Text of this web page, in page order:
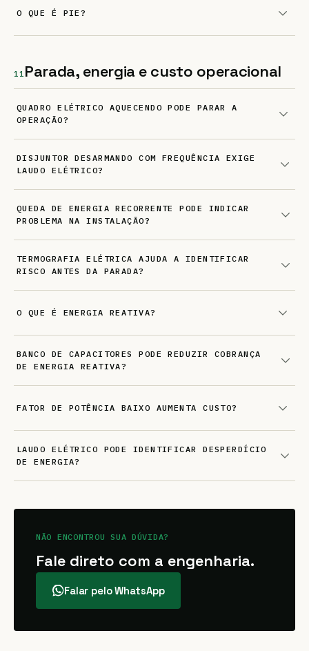
O QUE É PIE?
11 Parada, energia e custo operacional
QUADRO ELÉTRICO AQUECENDO PODE PARAR A
OPERAÇÃO?
DISJUNTOR DESARMANDO COM FREQUÊNCIA EXIGE
LAUDO ELÉTRICO?
QUEDA DE ENERGIA RECORRENTE PODE INDICAR
PROBLEMA NA INSTALAÇÃO?
TERMOGRAFIA ELÉTRICA AJUDA A IDENTIFICAR
RISCO ANTES DA PARADA?
O QUE É ENERGIA REATIVA?
BANCO DE CAPACITORES PODE REDUZIR COBRANÇA
DE ENERGIA REATIVA?
FATOR DE POTÊNCIA BAIXO AUMENTA CUSTO?
LAUDO ELÉTRICO PODE IDENTIFICAR DESPERDÍCIO
DE ENERGIA?
NÃO ENCONTROU SUA DÚVIDA?
Fale direto com a engenharia.
Falar pelo WhatsApp